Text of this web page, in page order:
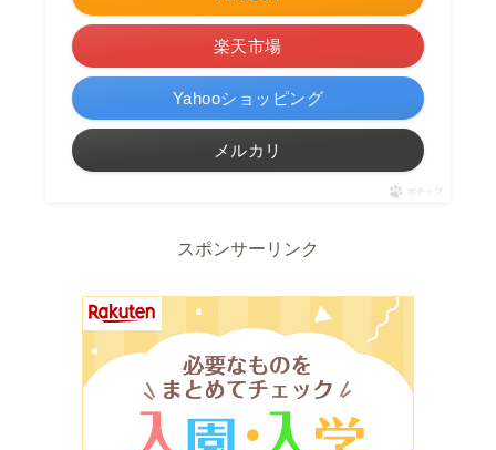
楽天市場
Yahooショッピング
メルカリ
ポチップ
スポンサーリンク